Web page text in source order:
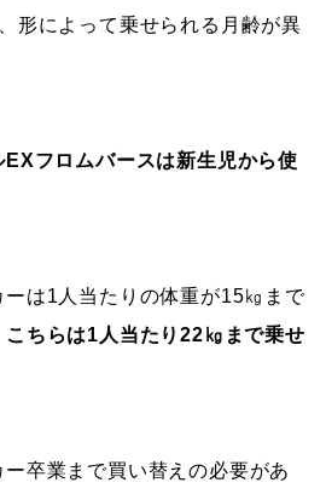
形によって乗せられる月齢が異
フロムバースは新生児から使
ーは1人当たりの体重が15㎏まで
こちらは1人当たり22㎏まで乗せ
卒業まで買い替えの必要があ